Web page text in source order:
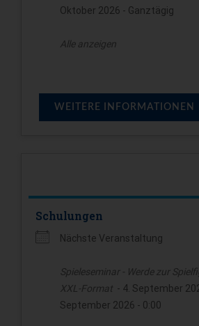
Oktober 2026 - Ganztägig
Alle anzeigen
WEITERE INFORMATIONEN
Schulungen
Nächste Veranstaltung
Spieleseminar - Werde zur
XXL-Format - 4. September
September 2026 - 0:00